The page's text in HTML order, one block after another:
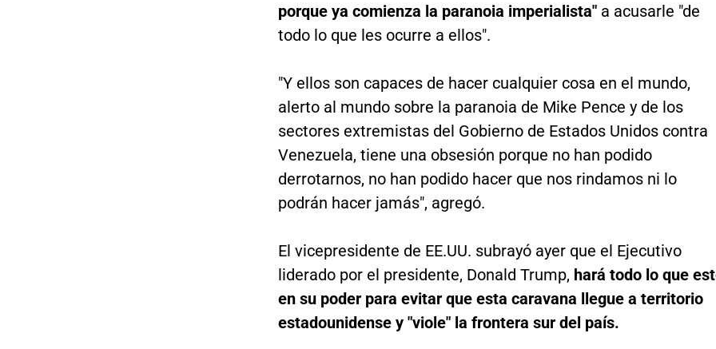
porque ya comienza la paranoia imperialista"a acusarle "de
todo lo que les ocurre a ellos".
"Y ellos son capaces de hacer cualquier cosa en el mundo,
alerto al mundo sobre la paranoia de Mike Pence y de los
sectores extremistas del Gobierno de Estados Unidos contra
Venezuela, tiene una obsesión porque no han podido
derrotarnos, no han podido hacer que nos rindamos ni lo
podrán hacer jamás", agregó.
El vicepresidente de EE.UU. subrayó ayer que el Ejecutivo
liderado por el presidente, Donald Trump, hará todo lo que
en su poder para evitar que esta caravana llegue a territorio
estadounidense y "viole" la frontera sur del país.